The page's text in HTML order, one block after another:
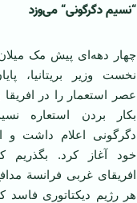
“نسيم دگرگونی“ میوزد
چهار دهه‌ای پيش مک
نخست وزير بريتانيا،
عصر استعمار را در افريقا
بکار بردن استعاره
دگرگونی اعلام داشت و
خود آغاز کرد. بگذريم
افريقای غربی فرانسة
هر رژيم ديکتاتوری فاسد